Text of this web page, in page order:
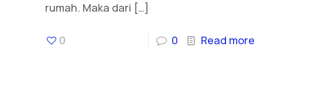
rumah. Maka dari […]
0 0 Read more